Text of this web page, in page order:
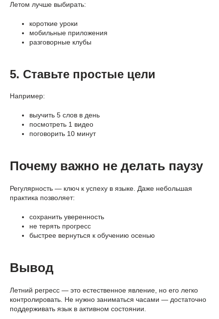
Летом лучше выбирать:
короткие уроки
мобильные приложения
разговорные клубы
5. Ставьте простые цели
Например:
выучить 5 слов в день
посмотреть 1 видео
поговорить 10 минут
Почему важно не делать паузу
Регулярность — ключ к успеху в языке. Даже небольшая
практика позволяет:
сохранить уверенность
не терять прогресс
быстрее вернуться к обучению осенью
Вывод
Летний регресс — это естественное явление, но его легко
контролировать. Не нужно заниматься часами — достаточно
поддерживать язык в активном состоянии.